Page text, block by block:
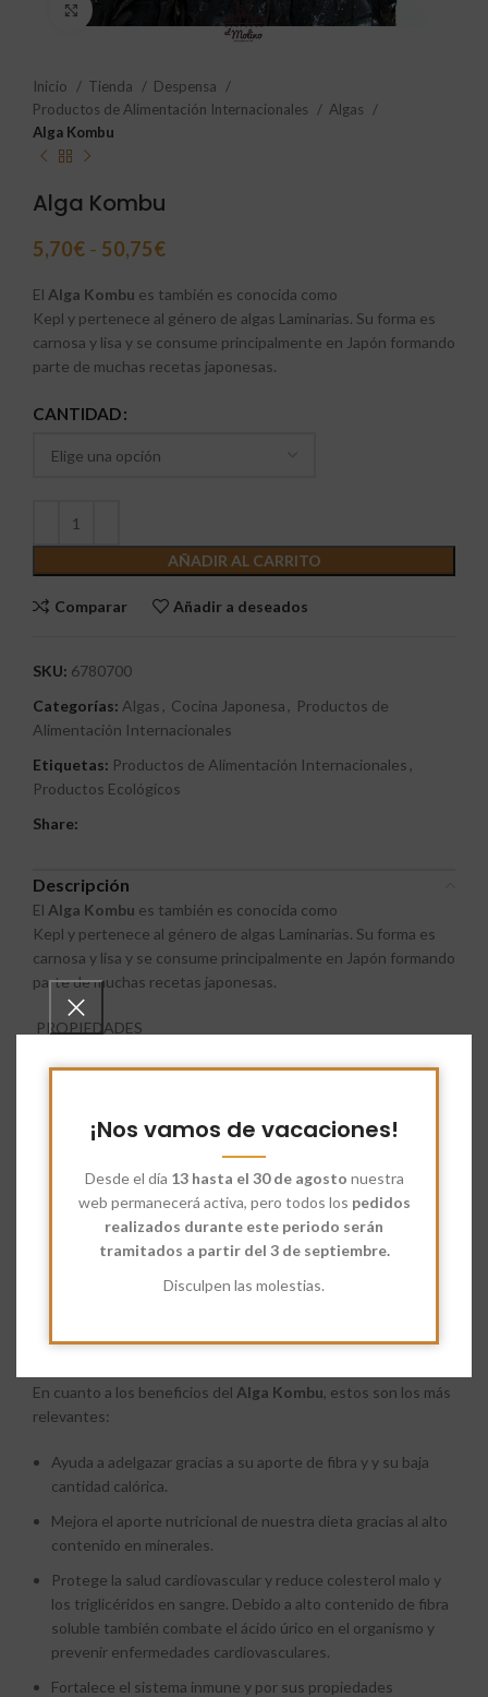
¡Nos vamos de vacaciones!
Desde el día 13 hasta el 30 de agosto nuestra
web permanecerá activa, pero todos los pedidos
realizados durante este periodo serán
tramitados a partir del 3 de septiembre.
Disculpen las molestias.
Click to enlarge
Inicio Tienda
Despensa
Productos de Alimentación Internacionales
Algas
Alga Kombu
Alga Kombu
5,70€ - 50,75€
El Alga Kombu es también es conocida como
Kepl y pertenece al género de algas Laminarias. Su forma es
carnosa y lisa y se consume principalmente en Japón formando
parte de muchas recetas japonesas.
CANTIDAD
AÑADIR AL CARRITO
Comparar Añadir a deseados
SKU: 6780700
Categorías: Algas , Cocina Japonesa , Productos de
Alimentación Internacionales
Etiquetas: Productos de Alimentación Internacionales ,
Productos Ecológicos
Share:
Descripción
El Alga Kombu es también es conocida como
Kepl y pertenece al género de algas Laminarias. Su forma es
carnosa y lisa y se consume principalmente en Japón formando
parte de muchas recetas japonesas.
PROPIEDADES
Contieneácido algínico.Éste actúa como un depurador de
toxinas.
Es un alga rica en agua y fibralo que la convierte en un
alimento saciante e ideal para dietas de adelgazamiento.
Tiene un gran aporte en proteínas y minerales como yodo,
contiene fitoquímicos que tienen
anticoagulantes.
En cuanto a los beneficios del Alga Kombu, estos son los más
relevantes:
Ayuda a adelgazar gracias a su aporte de fibra y y su baja
cantidad calórica.
Mejora el aporte nutricional de nuestra dieta gracias al alto
contenido en minerales.
Protege la salud cardiovascular y reduce colesterol malo y
los triglicéridos en sangre. Debido a alto contenido de fibra
soluble también combate el ácido úrico en el organismo y
prevenir enfermedades cardiovasculares.
Fortalece el sistema inmune y por sus propiedades